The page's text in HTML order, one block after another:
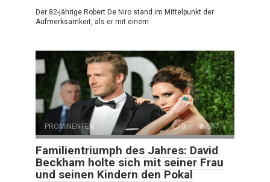
Der 82-jährige Robert De Niro stand im Mittelpunkt der
Aufmerksamkeit, als er mit einem
PROMINENTEN 0 517
Familientriumph des Jahres: David
Beckham holte sich mit seiner Frau
und seinen Kindern den Pokal